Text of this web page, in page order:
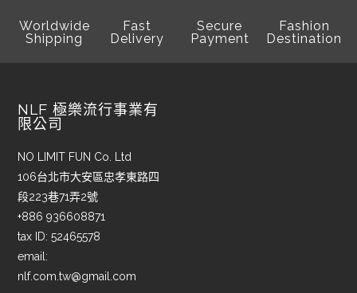
Worldwide
Shipping
Fast
Delivery
Secure
Payment
Fashion
Destination
NLF 極樂流行事業有
限公司
NO LIMIT FUN Co. Ltd
106台北市大安區忠孝東路四
段223巷71弄2號
+886 936608871
tax ID: 52465578
email:
nlf.com.tw@gmail.com